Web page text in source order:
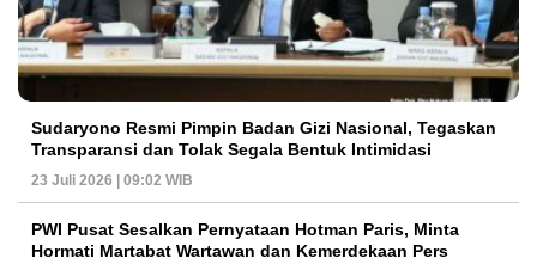
Sudaryono Resmi Pimpin Badan Gizi Nasional, Tegaskan
Transparansi dan Tolak Segala Bentuk Intimidasi
23 Juli 2026 | 09:02 WIB
PWI Pusat Sesalkan Pernyataan Hotman Paris, Minta
Hormati Martabat Wartawan dan Kemerdekaan Pers